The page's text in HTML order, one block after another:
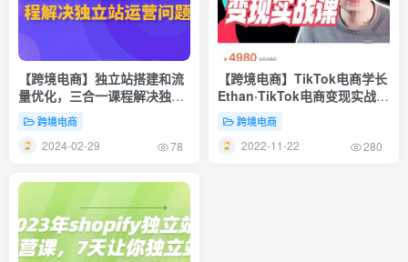
【跨境电商】独立站搭建和流
量优化，三合一课程解决独立
站运营问题
跨境电商
2024-02-29 78
【跨境电商】TikTok电商学长
Ethan·TikTok电商变现实战
课，TikTok运营+Shopify独
立站运营+TikTok广告投放
跨境电商
2022-11-22 280